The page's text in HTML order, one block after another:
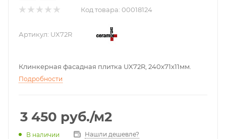
Код товара: 00018124
Артикул: UX72R
Клинкерная фасадная плитка UX72R, 240х71х11мм.
Подробности
3 450 руб./м2
В наличии Нашли дешевле?